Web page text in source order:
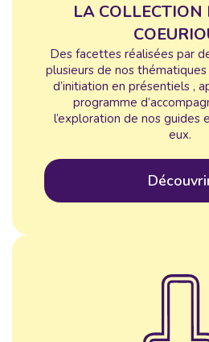
LA COLLECTION
Des facettes réalisées par
plusieurs de nos
d’initiation en présentiels ,
programme
l’exploration de nos guides
eux.